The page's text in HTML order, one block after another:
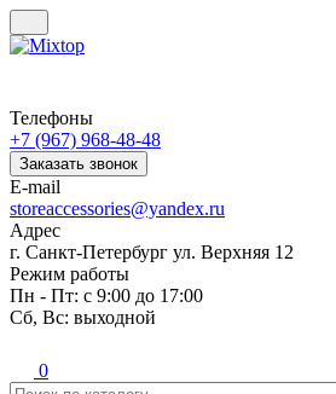
Телефоны
+7 (967) 968-48-48
Заказать звонок
E-mail
storeaccessories@yandex.ru
Адрес
г. Санкт-Петербург ул. Верхняя 12
Режим работы
Пн - Пт: с 9:00 до 17:00
Сб, Вс: выходной
0